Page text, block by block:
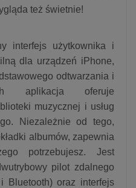
też świetnie!
interfejs użytkownika i
dla urządzeń iPhone,
odtwarzania i
aplikacja oferuje
muzycznej i usług
Niezależnie od tego,
albumów, zapewnia
potrzebujesz. Jest
pilot zdalnego
Bluetooth) oraz interfejs